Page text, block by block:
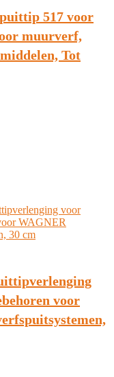
517 voor
muurverf,
Tot
voor